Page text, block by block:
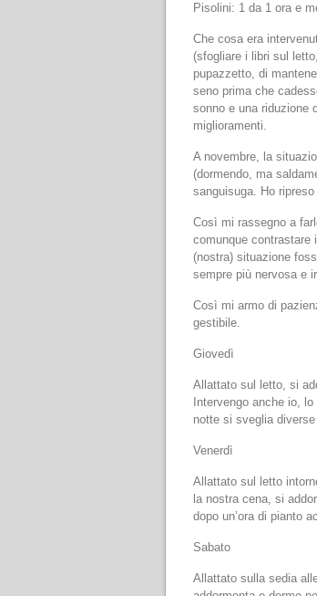
Pisolini: 1 da 1 ora e
Che cosa era
(sfogliare i libri sul
pupazzetto, di
seno prima che
sonno e una riduzione
miglioramenti.
A novembre, la
(dormendo, ma
sanguisuga. Ho
Così mi rassegno a
comunque contrastare
(nostra) situazione
sempre più nervosa e
Così mi armo di
gestibile.
Giovedì
Allattato sul letto, si
Intervengo anche io,
notte si sveglia
Venerdì
Allattato sul letto
la nostra cena, si
dopo un’ora di pianto
Sabato
Allattato sulla sedia